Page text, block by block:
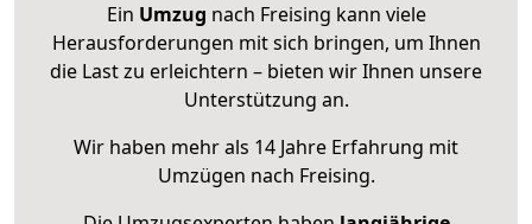
Ein Umzug nach Freising kann viele
Herausforderungen mit sich bringen, um Ihnen
die Last zu erleichtern – bieten wir Ihnen unsere
Unterstützung an.
Wir haben mehr als 14 Jahre Erfahrung mit
Umzügen nach Freising.